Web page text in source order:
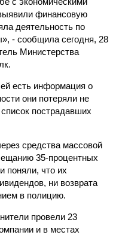
финансовую
деятельность по
- сообщила сегодня, 28
Министерства
есть информация о
они потеряли не
пострадавших
средства массовой
35-процентных
поняли, что их
ни возврата
в полицию.
провели 23
и в местах